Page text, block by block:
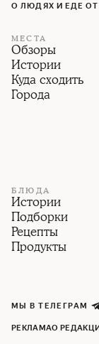
О ЛЮДЯХ И ЕДЕ ОТ
МЕСТА
Обзоры
Истории
Куда сходить
Города
БЛЮДА
Истории
Подборки
Рецепты
Продукты
МЫ В ТЕЛЕГРАМ
РЕКЛАМАО